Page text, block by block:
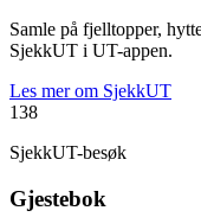
Samle på fjelltopper,
SjekkUT i UT-appen.
Les mer om SjekkUT
138
SjekkUT-besøk
Gjestebok